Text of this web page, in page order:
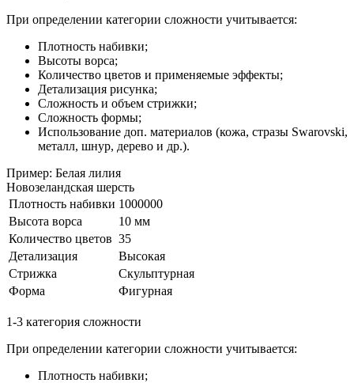
При определении категории сложности учитывается:
Плотность набивки;
Высоты ворса;
Количество цветов и применяемые эффекты;
Детализация рисунка;
Сложность и объем стрижки;
Сложность формы;
Использование доп. материалов (кожа, стразы Swarovski,
металл, шнур, дерево и др.).
Пример: Белая лилия
Новозеландская шерсть
Плотность набивки 1000000
Высота ворса
10 мм
Количество цветов 35
Детализация
Высокая
Стрижка
Скульптурная
Форма
Фигурная
1-3 категория сложности
При определении категории сложности учитывается:
Плотность набивки;